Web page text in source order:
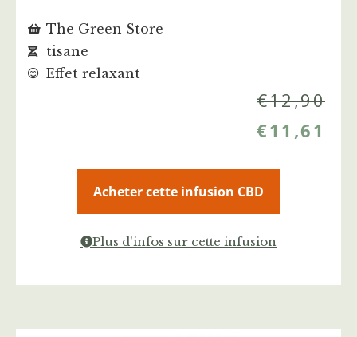
The Green Store
tisane
Effet relaxant
€12,90
€11,61
Acheter cette infusion CBD
Plus d'infos sur cette infusion